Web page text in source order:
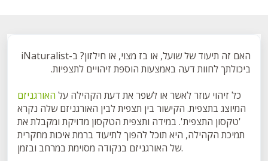
האם זה תיעוד של שועל, או בז מצוי, או חילזון? ב-iNaturalist
ביכולתך לחוות דעה באמצעות הוספת זיהויים לתצפיות.
כל זיהוי עוזר לאשר או לשפר את דעת הקהילה על האורגניזם
המיוצג בתצפית. הקישור בין תצפית לבין האורגניזם שלה נקרא
'טקסון התצפית'. במידה ותצפית הטקסון מדויקת ומקבלת את
תמיכת הקהילה, היא תוכל להפוך לתיעוד ברמת איכות מחקרית
של האורגניזם בנקודה מסוימת במרחב ובזמן.